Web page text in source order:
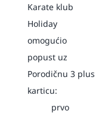
Karate klub
Holiday
omogućio
popust uz
Porodičnu 3 plus
karticu:
prvo